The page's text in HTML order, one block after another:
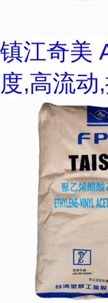
镇江奇美
度,高流动